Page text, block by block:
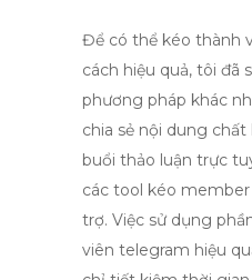
Để có thể kéo thành
cách hiệu quả, tôi đã
phương pháp khác
chia sẻ nội dung
buổi thảo luận trực
các tool kéo
trợ. Việc sử dụng
viên telegram hiệu